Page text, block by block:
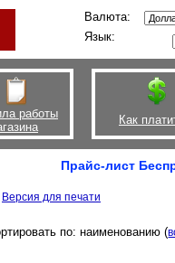
Валюта:
Язык:
работы
Как
Прайс-лист
Версия для печати
по: наименованию (